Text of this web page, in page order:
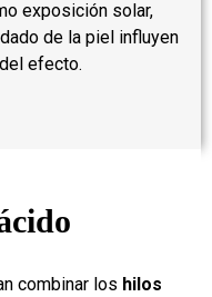
exposición solar,
de la piel influyen
efecto.
combinar los hilos